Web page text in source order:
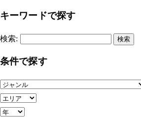
キーワードで探す
検索:
条件で探す